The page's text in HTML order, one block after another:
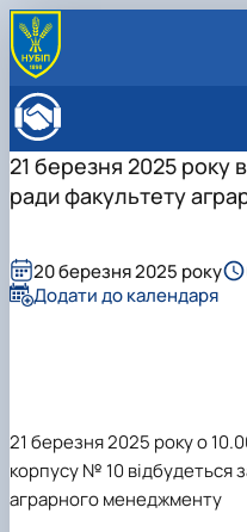
Адміністрація
ОСВІТНЯ ДІЯЛЬНІСТЬ
Бакалаврат
Підготовка
Науково-
ВСТУПНИКУ
Магістр
Доктор
Міжнародні
подвійних
РАДА РОБОТОДАВЦІВ
21 березня 2025 року
ради факультету
21 березня 2025 року о
корпусу № 10 відбудеться
аграрного менеджменту
20 березня 2025 року
Додати до календаря